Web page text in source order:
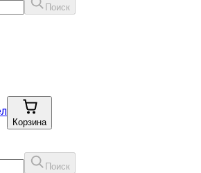
Поиск
Корзина
Поиск